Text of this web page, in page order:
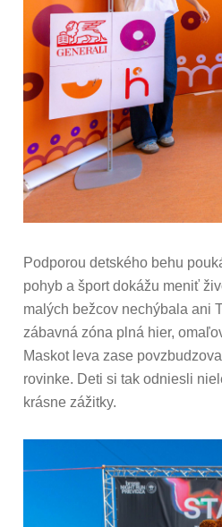
Podporou detského behu
pohyb a šport dokážu meniť
malých bežcov nechýbala ani
zábavná zóna plná hier,
Maskot leva zase
rovinke. Deti si tak odniesli
krásne zážitky.